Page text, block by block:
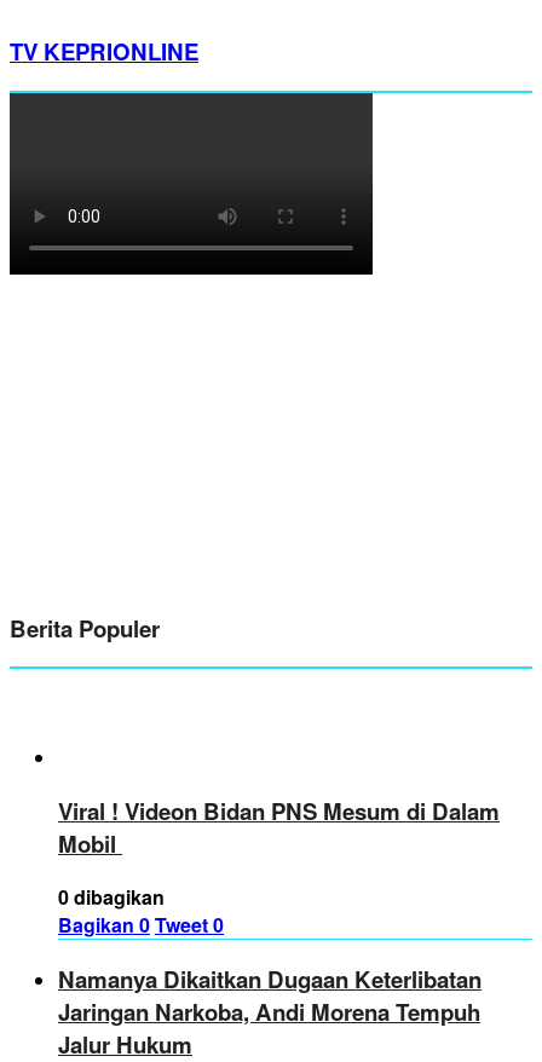
TV KEPRIONLINE
Berita Populer
Viral ! Videon Bidan PNS Mesum di Dalam
Mobil
0 dibagikan
Bagikan 0Tweet0
Namanya Dikaitkan Dugaan Keterlibatan
Jaringan Narkoba, Andi Morena Tempuh
Jalur Hukum